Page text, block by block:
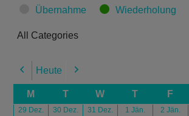
Übernahme Wiederholung
All Categories
Previous
Heute Next
M T W T F
29 Dez.
30 Dez.
31 Dez.
1 Jän.
2 Jän.